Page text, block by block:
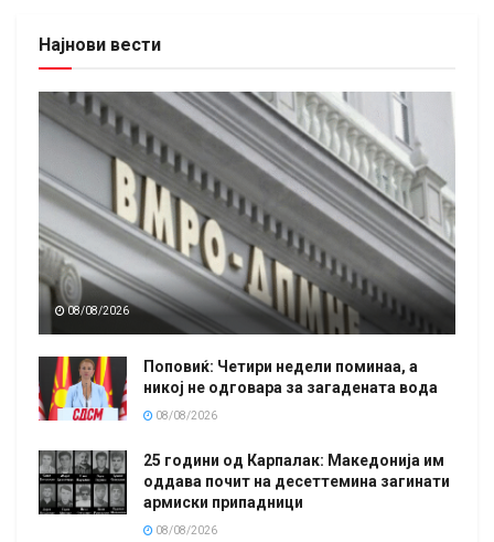
Најнови вести
08/08/2026
Поповиќ: Четири недели поминаа, а
никој не одговара за загадената вода
08/08/2026
25 години од Карпалак: Македонија им
оддава почит на десеттемина загинати
армиски припадници
08/08/2026